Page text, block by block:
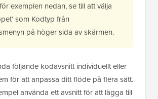
exemplen nedan, se till att välja
som Kodtyp från
på höger sida av skärmen.
följande kodavsnitt individuellt eller
för att anpassa ditt flöde på flera sätt.
använda ett avsnitt för att lägga till